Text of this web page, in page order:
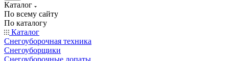
Каталог
По всему сайту
По каталогу
Каталог
Снегоуборочная техника
Снегоуборщики
Снегоуборочные лопаты